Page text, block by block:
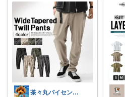
茶々丸パイセン✨イケメンに変身🌟